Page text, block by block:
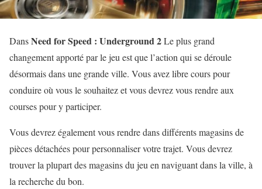
DansNeed for Speed : Underground 2Le plus grand
changement apporté par le jeu est que l’action qui se déroule
désormais dans une grande ville. Vous avez libre cours pour
conduire où vous le souhaitez et vous devrez vous rendre aux
courses pour y participer.
Vous devrez également vous rendre dans différents magasins de
pièces détachées pour personnaliser votre trajet. Vous devrez
trouver la plupart des magasins du jeu en naviguant dans la ville, à
la recherche du bon.